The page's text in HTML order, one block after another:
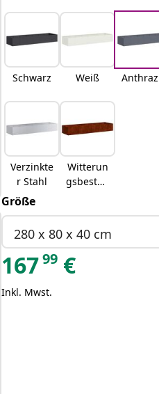
Schwarz Weiß
Verzinkte
r Stahl
Witterun
gsbestän
Größe
280 x 80 x 40 cm
16799 €
Inkl. Mwst.